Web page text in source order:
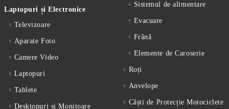
Laptopuri și Electronice
Televizoare
Aparate Foto
Camere Video
Laptopuri
Tablete
Desktopuri și Monitoare
Sistemul de alimentare
Evacuare
Frână
Elemente de Caroserie
Roți
Anvelope
Căști de Protecție Motociclete